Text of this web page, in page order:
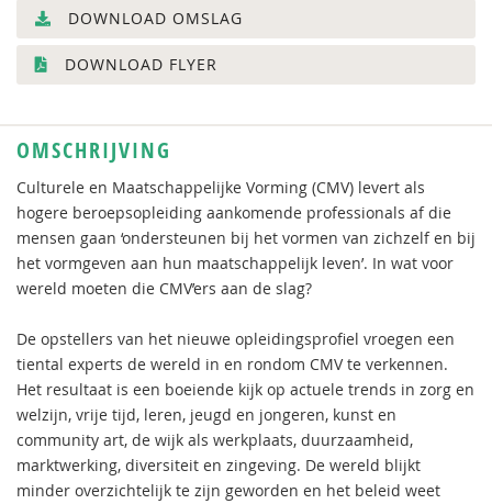
DOWNLOAD OMSLAG
DOWNLOAD FLYER
OMSCHRIJVING
Culturele en Maatschappelijke Vorming (CMV) levert als
hogere beroepsopleiding aankomende professionals af die
mensen gaan ‘ondersteunen bij het vormen van zichzelf en bij
het vormgeven aan hun maatschappelijk leven’. In wat voor
wereld moeten die CMV’ers aan de slag?
De opstellers van het nieuwe opleidingsprofiel vroegen een
tiental experts de wereld in en rondom CMV te verkennen.
Het resultaat is een boeiende kijk op actuele trends in zorg en
welzijn, vrije tijd, leren, jeugd en jongeren, kunst en
community art, de wijk als werkplaats, duurzaamheid,
marktwerking, diversiteit en zingeving. De wereld blijkt
minder overzichtelijk te zijn geworden en het beleid weet